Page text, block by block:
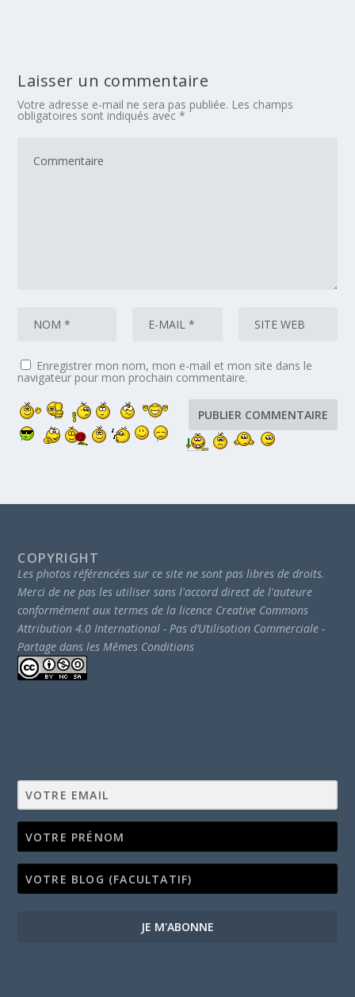
Laisser un commentaire
Votre adresse e-mail ne sera pas publiée. Les champs
obligatoires sont indiqués avec*
Enregistrer mon nom, mon e-mail et mon site dans le
navigateur pour mon prochain commentaire.
COPYRIGHT
Les photos référencées sur ce site ne sont pas libres de droits.
Merci de ne pas les utiliser sans l'accord direct de l'auteure
conformément aux termes de la licence Creative Commons
Attribution 4.0 International - Pas d’Utilisation Commerciale -
Partage dans les Mêmes Conditions
JE M'ABONNE